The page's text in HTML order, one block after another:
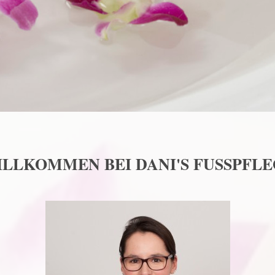
BEI DANI'S